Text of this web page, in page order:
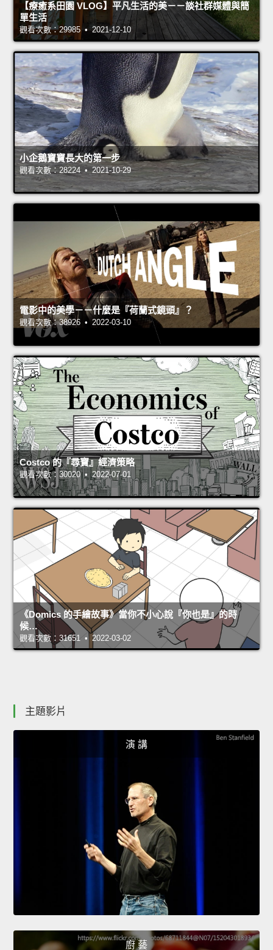
【療癒系田園 VLOG】平凡生活的美－－談社群媒體與簡
單生活
觀看次數：29985 • 2021-12-10
小企鵝寶寶長大的第一步
觀看次數：28224 • 2021-10-29
電影中的美學－－什麼是『荷蘭式鏡頭』？
觀看次數：38926 • 2022-03-10
Costco 的『尋寶』經濟策略
觀看次數：30020 • 2022-07-01
《Domics 的手繪故事》當你不小心說『你也是』的時
候…
觀看次數：31651 • 2022-03-02
主題影片
演 講
廚 藝